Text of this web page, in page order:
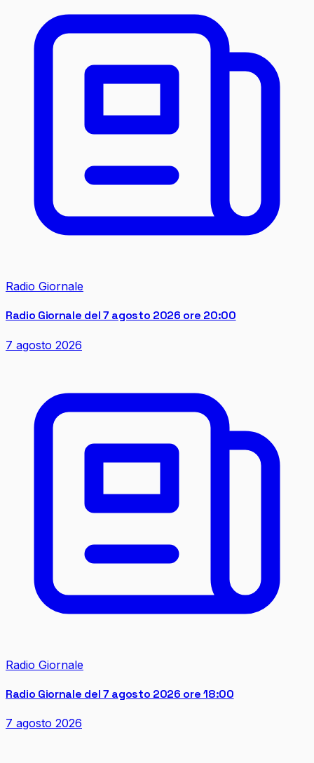
Radio Giornale
Radio Giornale del 7 agosto 2026 ore 20:00
7 agosto 2026
Radio Giornale
Radio Giornale del 7 agosto 2026 ore 18:00
7 agosto 2026